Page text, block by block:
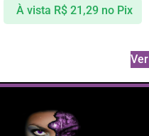
À vista R$21,29 no Pix